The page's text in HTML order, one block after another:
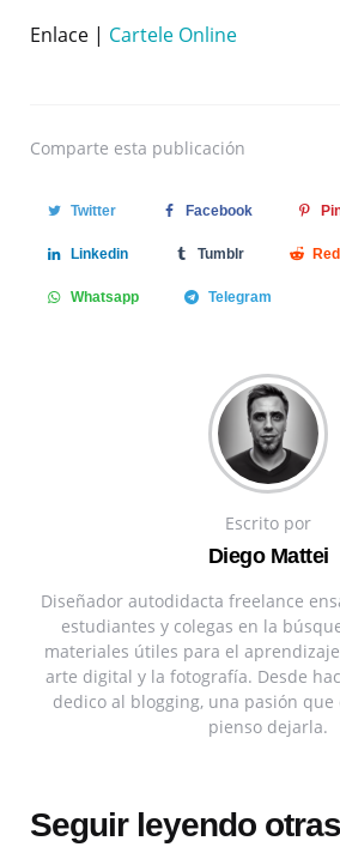
Enlace | Cartele Online
Comparte esta publicación
Twitter Facebook
Linkedin Tumblr
Whatsapp Telegram
Escrito por
Diego Mattei
Diseñador autodidacta freelance
estudiantes y colegas en la
materiales útiles para el
arte digital y la fotografía. Desde
dedico al blogging, una pasión
pienso dejarla.
Seguir leyendo otras